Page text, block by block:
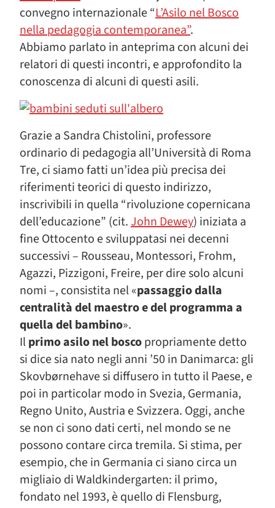
convegno internazionale “L’Asilo nel Bosco
nella pedagogia contemporanea”.
Abbiamo parlato in anteprima con alcuni dei
relatori di questi incontri, e approfondito la
conoscenza di alcuni di questi asili.
Grazie a Sandra Chistolini, professore
ordinario di pedagogia all’Università di Roma
Tre, ci siamo fatti un’idea più precisa dei
riferimenti teorici di questo indirizzo,
inscrivibili in quella “rivoluzione copernicana
dell’educazione” (cit.John Dewey) iniziata a
fine Ottocento e sviluppatasi nei decenni
successivi – Rousseau, Montessori, Frohm,
Agazzi, Pizzigoni, Freire, per dire solo alcuni
nomi –, consistita nel «passaggio dalla
centralità del maestro e del programma a
quella del bambino».
Ilprimo asilo nel boscopropriamente detto
si dice sia nato negli anni ’50 in Danimarca: gli
Skovbørnehave si diffusero in tutto il Paese, e
poi in particolar modo in Svezia, Germania,
Regno Unito, Austria e Svizzera. Oggi, anche
se non ci sono dati certi, nel mondo se ne
possono contare circa tremila. Si stima, per
esempio, che in Germania ci siano circa un
migliaio di Waldkindergarten: il primo,
fondato nel 1993, è quello di Flensburg,